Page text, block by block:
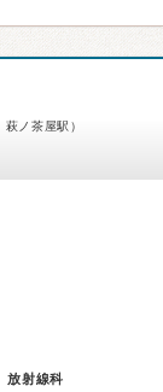
ノ茶屋駅）
放射線科